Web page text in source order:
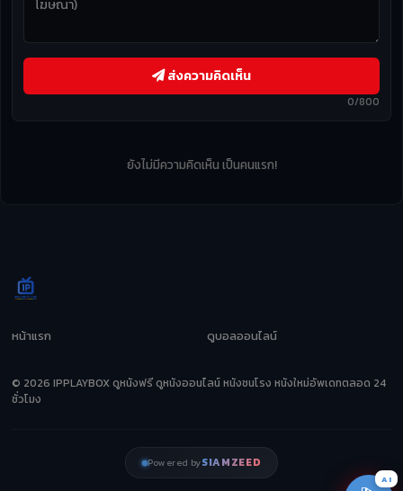
0/800
ส่งความคิดเห็น
ยังไม่มีความคิดเห็น เป็นคนแรก!
หน้าแรก ดูบอลออนไลน์
© 2026 IPPLAYBOX ดูหนังฟรี ดูหนังออนไลน์ หนังชนโรง หนังใหม่อัพเดทตลอด 24
ชั่วโมง
Powered bySIAMZEED
AI